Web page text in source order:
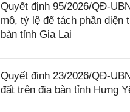
Quyết định 95/2026/QĐ-
mô, tỷ lệ để tách phần
bàn tỉnh Gia Lai
Quyết định 23/2026/QĐ-
đất trên địa bàn tỉnh Hưng